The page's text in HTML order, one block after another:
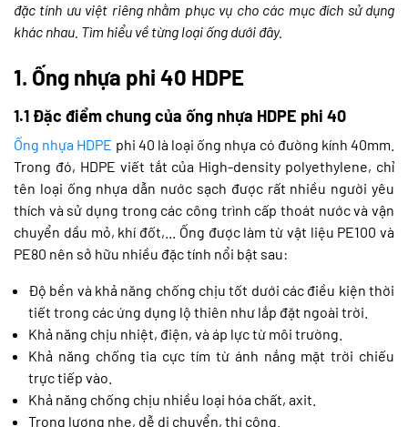
đặc tính ưu việt riêng nhằm phục vụ cho các mục đích sử dụng
khác nhau. Tìm hiểu về từng loại ống dưới đây.
1. Ống nhựa phi 40 HDPE
1.1 Đặc điểm chung của ống nhựa HDPE phi 40
Ống nhựa HDPE phi 40 là loại ống nhựa có đường kính 40mm.
Trong đó, HDPE viết tắt của High-density polyethylene, chỉ
tên loại ống nhựa dẫn nước sạch được rất nhiều người yêu
thích và sử dụng trong các công trình cấp thoát nước và vận
chuyển dầu mỏ, khí đốt,... Ống được làm từ vật liệu PE100 và
PE80 nên sở hữu nhiều đặc tính nổi bật sau:
Độ bền và khả năng chống chịu tốt dưới các điều kiện thời
tiết trong các ứng dụng lộ thiên như lắp đặt ngoài trời.
Khả năng chịu nhiệt, điện, và áp lực từ môi trường.
Khả năng chống tia cực tím từ ánh nắng mặt trời chiếu
trực tiếp vào.
Khả năng chống chịu nhiều loại hóa chất, axit.
Trọng lượng nhẹ, dễ di chuyển, thi công.